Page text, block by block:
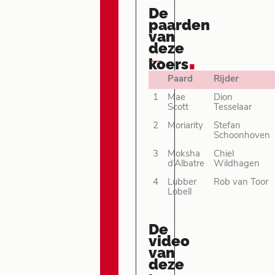
De
paarden
van
deze
koers.
Paard
Rijder
1
Mae
Scott
Dion
Tesselaar
2
Moriarity
Stefan
Schoonhoven
3
Moksha
d’Albatre
Chiel
Wildhagen
4
Lubber
Lobell
Rob van Toor
De
video
van
deze